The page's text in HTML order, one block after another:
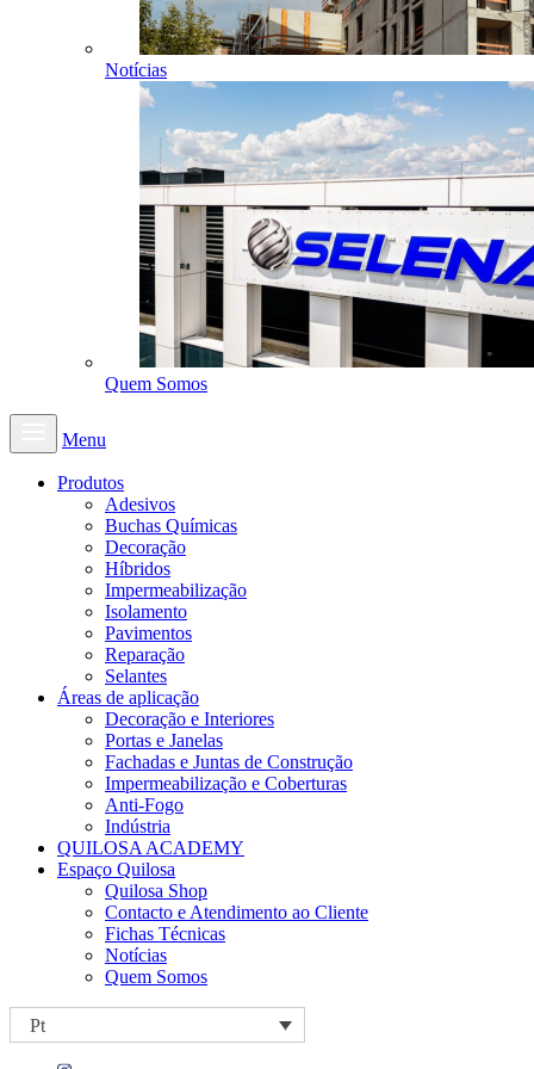
Notícias
Quem Somos
Menu
Produtos
Adesivos
Buchas Químicas
Decoração
Híbridos
Impermeabilização
Isolamento
Pavimentos
Reparação
Selantes
Áreas de aplicação
Decoração e Interiores
Portas e Janelas
Fachadas e Juntas de Construção
Impermeabilização e Coberturas
Anti-Fogo
Indústria
QUILOSA ACADEMY
Espaço Quilosa
Quilosa Shop
Contacto e Atendimento ao Cliente
Fichas Técnicas
Notícias
Quem Somos
Pt